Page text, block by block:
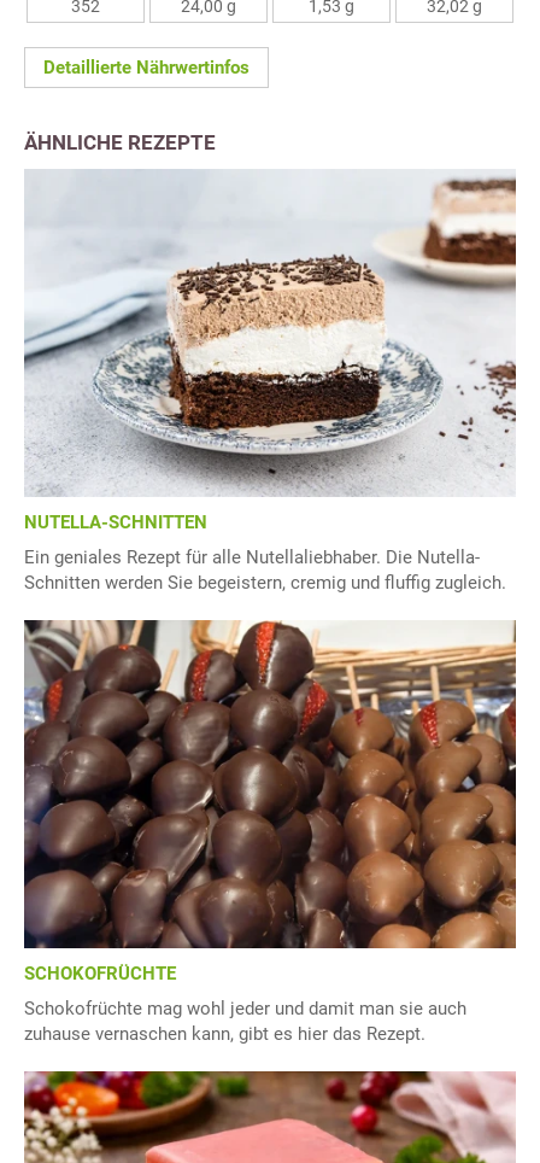
352 24,00 g 1,53 g 32,02 g
Detaillierte Nährwertinfos
ÄHNLICHE REZEPTE
NUTELLA-SCHNITTEN
Ein geniales Rezept für alle Nutellaliebhaber. Die Nutella-
Schnitten werden Sie begeistern, cremig und fluffig zugleich.
SCHOKOFRÜCHTE
Schokofrüchte mag wohl jeder und damit man sie auch
zuhause vernaschen kann, gibt es hier das Rezept.